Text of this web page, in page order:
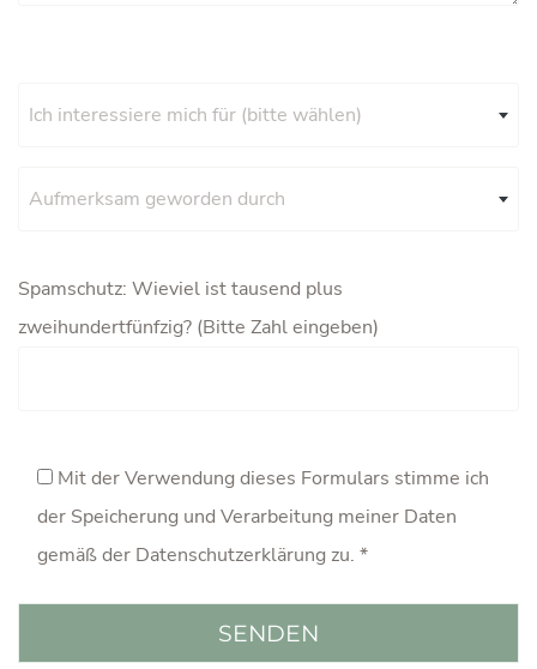
Ich interessiere mich für (bitte wählen)
Aufmerksam geworden durch
Spamschutz: Wieviel ist tausend plus
zweihundertfünfzig? (Bitte Zahl eingeben)
Mit der Verwendung dieses Formulars stimme ich
der Speicherung und Verarbeitung meiner Daten
gemäß der Datenschutzerklärung zu. *